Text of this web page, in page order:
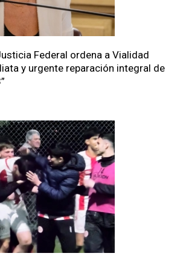
Federal ordena a Vialidad
y urgente reparación integral de